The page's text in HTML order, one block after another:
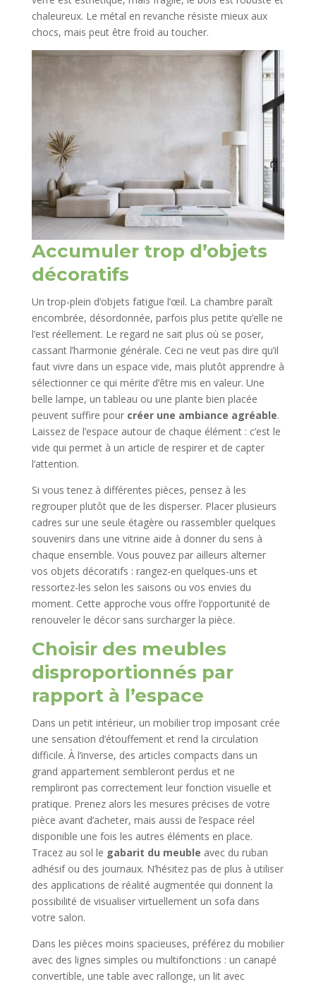
chaleureux. Le métal en revanche résiste mieux aux
chocs, mais peut être froid au toucher.
Accumuler trop d’objets
décoratifs
Un trop-plein d’objets fatigue l’œil. La chambre paraît
encombrée, désordonnée, parfois plus petite qu’elle ne
l’est réellement. Le regard ne sait plus où se poser,
cassant l’harmonie générale. Ceci ne veut pas dire qu’il
faut vivre dans un espace vide, mais plutôt apprendre à
sélectionner ce qui mérite d’être mis en valeur. Une
belle lampe, un tableau ou une plante bien placée
peuvent suffire pour créer une ambiance agréable.
Laissez de l’espace autour de chaque élément : c’est le
vide qui permet à un article de respirer et de capter
l’attention.
Si vous tenez à différentes pièces, pensez à les
regrouper plutôt que de les disperser. Placer plusieurs
cadres sur une seule étagère ou rassembler quelques
souvenirs dans une vitrine aide à donner du sens à
chaque ensemble. Vous pouvez par ailleurs alterner
vos objets décoratifs : rangez-en quelques-uns et
ressortez-les selon les saisons ou vos envies du
moment. Cette approche vous offre l’opportunité de
renouveler le décor sans surcharger la pièce.
Choisir des meubles
disproportionnés par
rapport à l’espace
Dans un petit intérieur, un mobilier trop imposant crée
une sensation d’étouffement et rend la circulation
difficile. À l’inverse, des articles compacts dans un
grand appartement sembleront perdus et ne
rempliront pas correctement leur fonction visuelle et
pratique. Prenez alors les mesures précises de votre
pièce avant d’acheter, mais aussi de l’espace réel
disponible une fois les autres éléments en place.
Tracez au sol le gabarit du meuble avec du ruban
adhésif ou des journaux. N’hésitez pas de plus à utiliser
des applications de réalité augmentée qui donnent la
possibilité de visualiser virtuellement un sofa dans
votre salon.
Dans les pièces moins spacieuses, préférez du mobilier
avec des lignes simples ou multifonctions : un canapé
convertible, une table avec rallonge, un lit avec